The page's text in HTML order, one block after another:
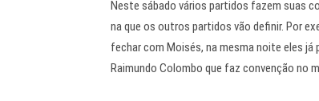
Neste sábado vários partidos fazem suas
na que os outros partidos vão definir. Por
fechar com Moisés, na mesma noite eles
Raimundo Colombo que faz convenção no